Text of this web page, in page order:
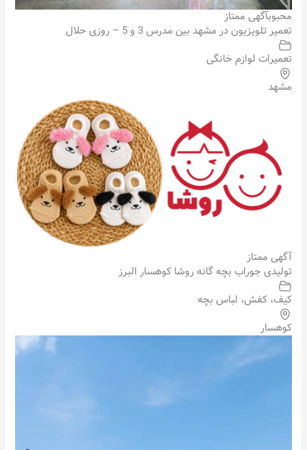
محبوبآگهی ممتاز
تعمیر تلویزیون در مشهد بین مدرس 3 و 5 – روزی حلال
تعمیرات لوازم خانگی
مشهد
آگهی ممتاز
تولیدی جوراب بچه گانه روشا کوهسار البرز
کیف، کفش، لباس بچه
کوهسار